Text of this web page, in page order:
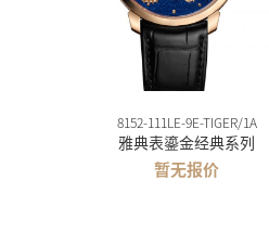
8152-111LE-9E-TIGER/1A
雅典表鎏金经典系列
暂无报价